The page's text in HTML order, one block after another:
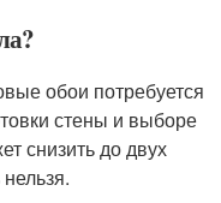
обои потребуется
стены и выборе
снизить до двух